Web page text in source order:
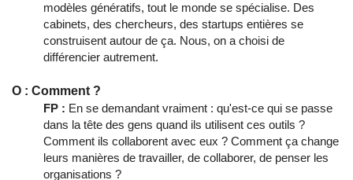
modèles génératifs, tout le monde se spécialise. Des
cabinets, des chercheurs, des startups entières se
construisent autour de ça. Nous, on a choisi de
différencier autrement.
O : Comment ?
FP : En se demandant vraiment : qu'est-ce qui se passe
dans la tête des gens quand ils utilisent ces outils ?
Comment ils collaborent avec eux ? Comment ça change
leurs manières de travailler, de collaborer, de penser les
organisations ?